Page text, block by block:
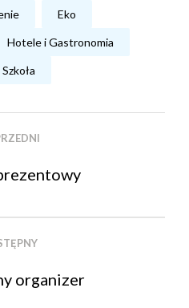
Eko
Hotele i Gastronomia
Szkoła
organizer